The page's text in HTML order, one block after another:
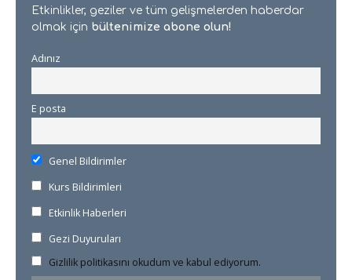
Etkinlikler, geziler ve tüm gelişmelerden haberdar
olmak için bültenimize abone olun!
Adınız
E posta
Genel Bildirimler
Kurs Bildirimleri
Etkinlik Haberleri
Gezi Duyuruları
Gizlilik politikasını okudum ve kabul ediyorum.